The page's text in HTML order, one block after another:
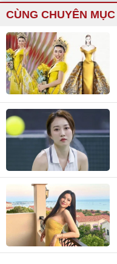
CÙNG CHUYÊN MỤC